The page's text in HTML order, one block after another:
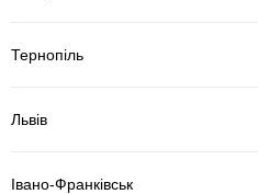
Тернопіль
Львів
Івано-Франківськ